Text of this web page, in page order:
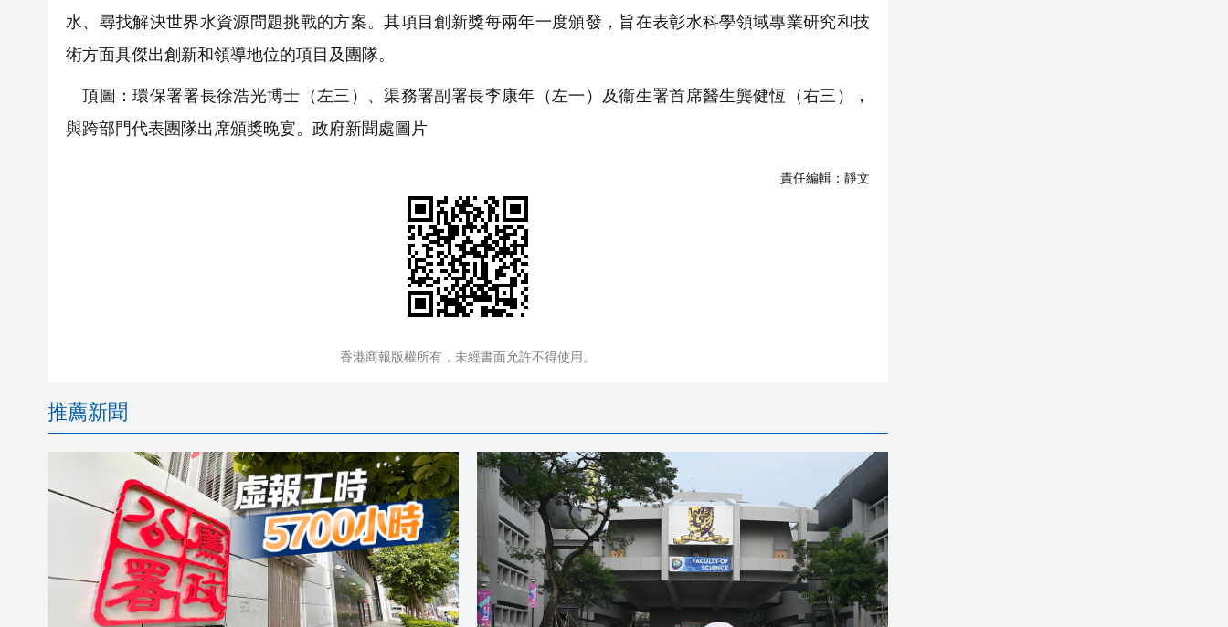
水、尋找解決世界水資源問題挑戰的方案。其項目創新獎每兩年一度頒發，旨在表彰水科學領域專業研究和技
術方面具傑出創新和領導地位的項目及團隊。
頂圖：環保署署長徐浩光博士（左三）、渠務署副署長李康年（左一）及衞生署首席醫生龔健恆（右三），
與跨部門代表團隊出席頒獎晚宴。政府新聞處圖片
責任編輯： 靜文
香港商報版權所有，未經書面允許不得使用。
推薦新聞